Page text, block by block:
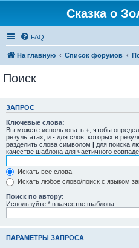
Сказка о
FAQ
На главную Список форумов
Поиск
ЗАПРОС
Ключевые слова:
Вы можете использовать + , чтобы
результатах, и - для слов, которых в
разделить слова символом | для поиска
качестве шаблона для частичного
Искать все слова
Искать любое слово/поиск с языком
Поиск по автору:
Используйте * в качестве шаблона.
ПАРАМЕТРЫ ЗАПРОСА